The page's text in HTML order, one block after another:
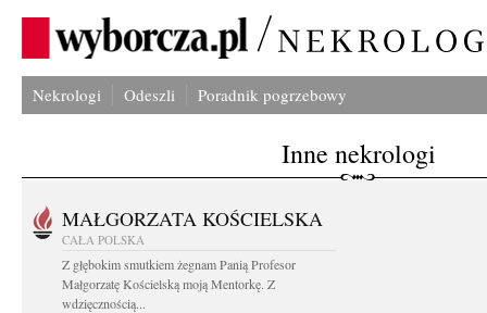
Nekrologi Odeszli Poradnik pogrzebowy
Inne nekrologi
MAŁGORZATA KOŚCIELSKA
CAŁA POLSKA
Z głębokim smutkiem żegnam Panią Profesor
Małgorzatę Kościelską moją Mentorkę. Z
wdzięcznością...